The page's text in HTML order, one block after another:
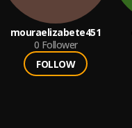
mouraelizabete451
0 Follower
FOLLOW